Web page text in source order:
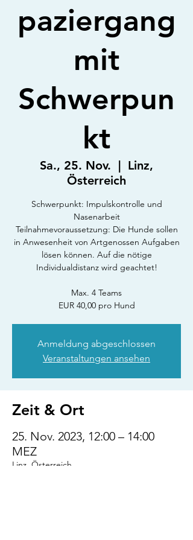
paziergang
mit
Schwerpun
kt
Sa., 25. Nov.
  |
Linz,
Österreich
Schwerpunkt: Impulskontrolle und
Nasenarbeit
Teilnahmevoraussetzung: Die Hunde sollen
in Anwesenheit von Artgenossen Aufgaben
lösen können. Auf die nötige
Individualdistanz wird geachtet!
Max. 4 Teams
EUR 40,00 pro Hund
Anmeldung abgeschlossen
Veranstaltungen ansehen
Zeit & Ort
25. Nov. 2023, 12:00 – 14:00
MEZ
Linz, Österreich